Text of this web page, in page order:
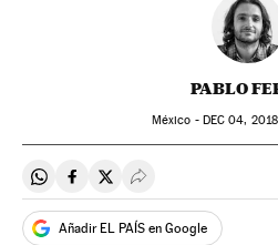
PABLO
México - DEC 04,
Compartir en Whatsapp
Compartir en Facebook
Compartir en Twitter
Desplegar Redes
Añadir EL PAÍS en Google